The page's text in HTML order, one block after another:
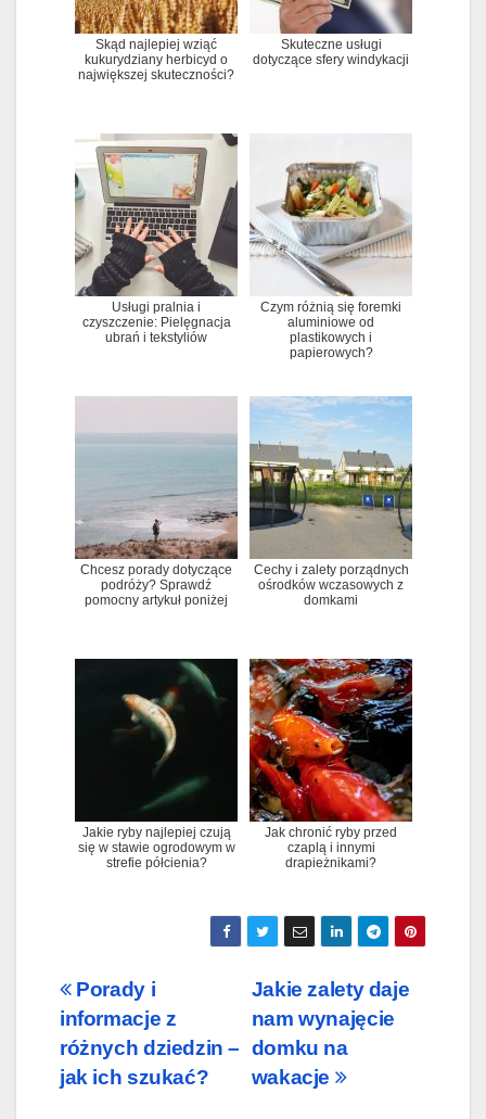
Skąd najlepiej wziąć
kukurydziany herbicyd o
największej skuteczności?
Skuteczne usługi
dotyczące sfery windykacji
Usługi pralnia i
czyszczenie: Pielęgnacja
ubrań i tekstyliów
Czym różnią się foremki
aluminiowe od
plastikowych i
papierowych?
Chcesz porady dotyczące
podróży? Sprawdź
pomocny artykuł poniżej
Cechy i zalety porządnych
ośrodków wczasowych z
domkami
Jakie ryby najlepiej czują
się w stawie ogrodowym w
strefie półcienia?
Jak chronić ryby przed
czaplą i innymi
drapieżnikami?
Nawigacja
wpisu
Jakie zalety daje
nam wynajęcie
domku na
wakacje
Porady i
informacje z
różnych dziedzin –
jak ich szukać?